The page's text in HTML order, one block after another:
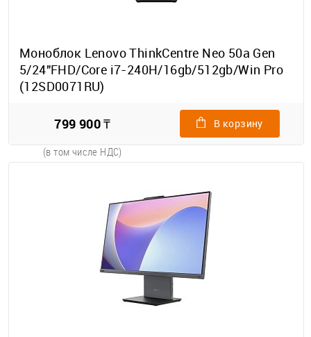
Моноблок Lenovo ThinkCentre Neo 50a Gen
5/24"FHD/Core i7-240H/16gb/512gb/Win Pro
(12SD0071RU)
799 900 ₸
(в том числе НДС)
В корзину